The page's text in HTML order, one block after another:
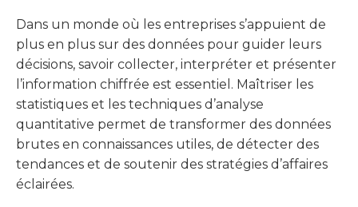
Dans un monde où les entreprises s’appuient de
plus en plus sur des données pour guider leurs
décisions, savoir collecter, interpréter et présenter
l’information chiffrée est essentiel. Maîtriser les
statistiques et les techniques d’analyse
quantitative permet de transformer des données
brutes en connaissances utiles, de détecter des
tendances et de soutenir des stratégies d’affaires
éclairées.